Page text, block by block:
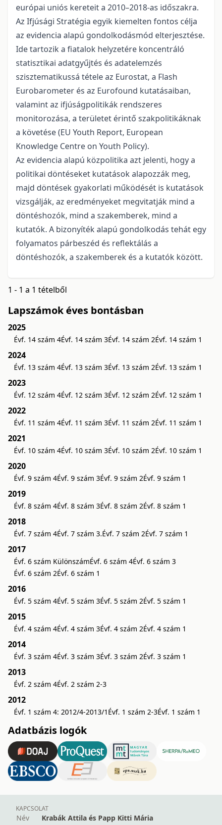
európai uniós kereteit a 2010–2018-as időszakra.
Az Ifjúsági Stratégia egyik kiemelten fontos célja
az evidencia alapú gondolkodásmód elterjesztése.
Ide tartozik a fiatalok helyzetére koncentráló
statisztikai adatgyűjtés és adatelemzés
szisztematikussá tétele az Eurostat, a Flash
Eurobarometer és az Eurofound kutatásaiban,
valamint az ifjúságpolitikák rendszeres
monitorozása, a területet érintő szakpolitikáknak
a követése (EU Youth Report, European
Knowledge Centre on Youth Policy).
Az evidencia alapú közpolitika azt jelenti, hogy a
politikai döntéseket kutatások alapozzák meg,
majd döntések gyakorlati működését is kutatások
vizsgálják, az eredményeket megvitatják mind a
döntéshozók, mind a szakemberek, mind a
kutatók. A bizonyíték alapú gondolkodás tehát egy
folyamatos párbeszéd és reflektálás a
döntéshozók, a szakemberek és a kutatók között.
1 - 1 a 1 tételből
Lapszámok éves bontásban
2025
Évf. 14 szám 4Évf. 14 szám 3Évf. 14 szám 2Évf. 14 szám 1
2024
Évf. 13 szám 4Évf. 13 szám 3Évf. 13 szám 2Évf. 13 szám 1
2023
Évf. 12 szám 4Évf. 12 szám 3Évf. 12 szám 2Évf. 12 szám 1
2022
Évf. 11 szám 4Évf. 11 szám 3Évf. 11 szám 2Évf. 11 szám 1
2021
Évf. 10 szám 4Évf. 10 szám 3Évf. 10 szám 2Évf. 10 szám 1
2020
Évf. 9 szám 4Évf. 9 szám 3Évf. 9 szám 2Évf. 9 szám 1
2019
Évf. 8 szám 4Évf. 8 szám 3Évf. 8 szám 2Évf. 8 szám 1
2018
Évf. 7 szám 4Évf. 7 szám 3.Évf. 7 szám 2Évf. 7 szám 1
2017
Évf. 6 szám KülönszámÉvf. 6 szám 4Évf. 6 szám 3
Évf. 6 szám 2Évf. 6 szám 1
2016
Évf. 5 szám 4Évf. 5 szám 3Évf. 5 szám 2Évf. 5 szám 1
2015
Évf. 4 szám 4Évf. 4 szám 3Évf. 4 szám 2Évf. 4 szám 1
2014
Évf. 3 szám 4Évf. 3 szám 3Évf. 3 szám 2Évf. 3 szám 1
2013
Évf. 2 szám 4Évf. 2 szám 2-3
2012
Évf. 1 szám 4: 2012/4-2013/1 Évf. 1 szám 2-3Évf. 1 szám 1
Adatbázis logók
KAPCSOLAT
Név
Krabák Attila és Papp Kitti Mária